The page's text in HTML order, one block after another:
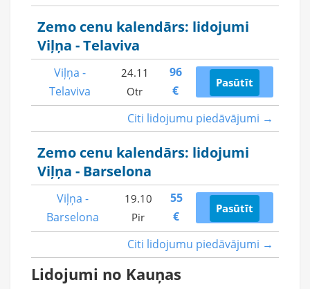
Zemo cenu kalendārs: lidojumi
Viļņa - Telaviva
Citi lidojumu piedāvājumi →
Viļņa -
Telaviva
24.11
Otr
96
€
Pasūtīt
Zemo cenu kalendārs: lidojumi
Viļņa - Barselona
Citi lidojumu piedāvājumi →
Viļņa -
Barselona
19.10
Pir
55
€
Pasūtīt
Lidojumi no Kauņas